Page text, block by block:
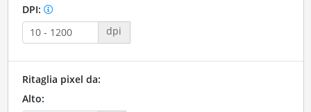
DPI:
dpi
Ritaglia pixel da:
Alto: